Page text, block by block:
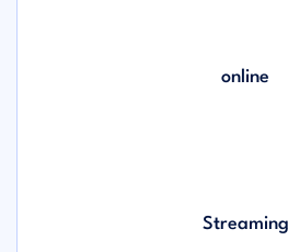
online
Streaming